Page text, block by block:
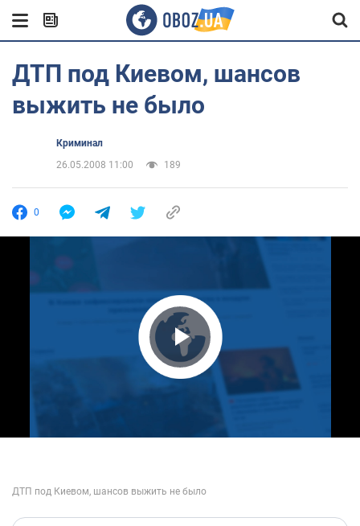
ДТП под Киевом, шансов
выжить не было
Криминал
26.05.2008 11:00
189
0
Play Video